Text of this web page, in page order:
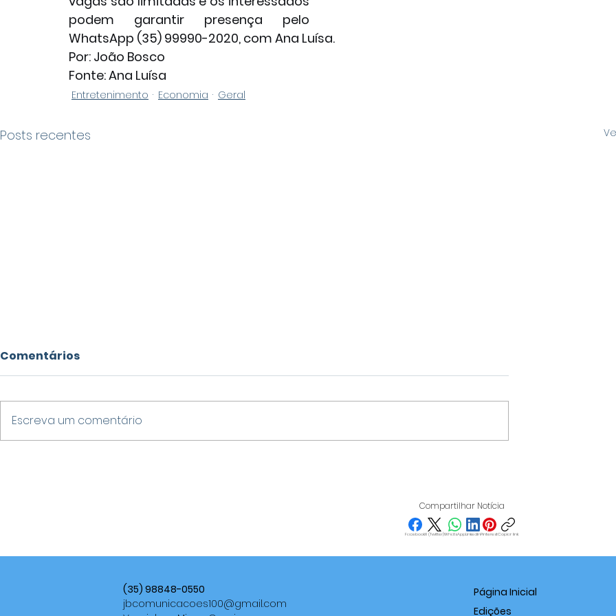
podem garantir presença pelo
WhatsApp (35) 99990-2020, com Ana Luísa.
Por: João Bosco
Fonte: Ana Luísa
Entretenimento Economia Geral
Posts recentes
BRASIL ATÉ SEXTA-FEIRA
PRÓXIMO AO CAMPUS DA
UNIFAL EM VARGINHA
Comentários
Escreva um comentário
Compartilhar Notícia
FacebookX (Twitter)WhatsAppLinkedInPinterestCopiar link
(35) 98848-0550
jbcomunicacoes100@gmail.com
Página Inicial
Edições